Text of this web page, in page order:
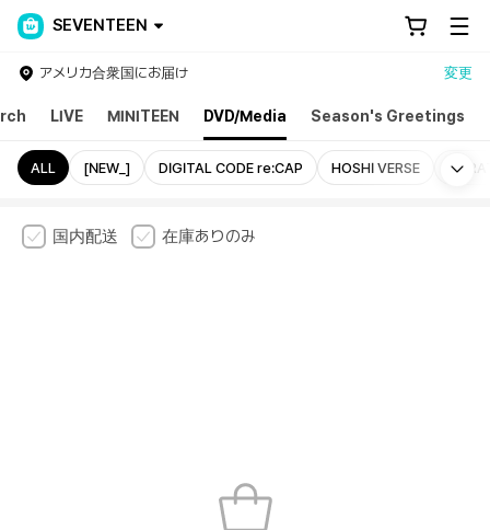
SEVENTEEN
アメリカ合衆国にお届け 変更
LIVE MINITEEN DVD/Media Season's Greetings
ALL [NEW_] DIGITAL CODE re:CAP HOSHI VERSE
国内配送 在庫ありのみ